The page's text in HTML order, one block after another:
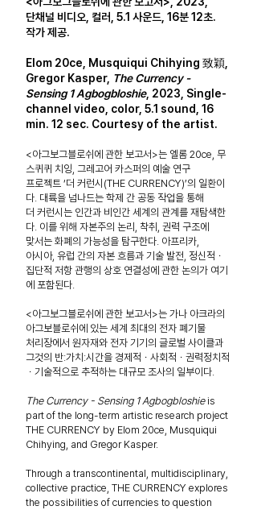
단채널 비디오, 컬러, 5.1 사운드, 16분 12초.
작가 제공.
Elom 20ce, Musquiqui Chihying 致穎,
Gregor Kasper, The Currency -
Sensing 1 Agbogbloshie, 2023, Single-
channel video, color, 5.1 sound, 16
min. 12 sec. Courtesy of the artist.
<아그보그블로쉬에 관한 보고서>는 엘롬 20ce, 무
스퀴퀴 치잉, 그레고어 카스퍼의 예술 연구
프로젝트 ‘더 커런시(THE CURRENCY)’의 일환이
다. 대륙을 넘나드는 학제 간 공동 작업을 통해
더 커런시는 인간과 비인간 세계의 관계를 재탐색한
다. 이를 위해 자본주의 논리, 착취, 권력 구조에
맞서는 화폐의 가능성을 탐구한다. 아프리카,
아시아, 유럽 간의 자본 흐름과 기술 발전, 정신적ㆍ
집단적 저항 관행의 상호 연결성에 관한 논의가 여기
에 포함된다.
<아그보그블로쉬에 관한 보고서>는 가나 아크라의
아그보블로쉬에 있는 세계 최대의 전자 폐기물
처리장에서 원자재와 전자 기기의 글로벌 사이클과
그것의 반:가치:시간을 경제적ㆍ사회적ㆍ권력정치적
ㆍ기술적으로 추적하는 대규모 조사의 일부이다.
The Currency - Sensing 1 Agbogbloshieis
part of the long-term artistic research project
THE CURRENCY by Elom 20ce, Musquiqui
Chihying, and Gregor Kasper.
Through a transcontinental, multidisciplinary,
collective practice, THE CURRENCY explores
the possibilities of currencies to question